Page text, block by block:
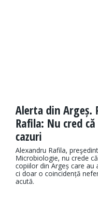
Alerta din Argeș.
Rafila: Nu cred
cazuri
Alexandru Rafila,
Microbiologie, nu crede
copiilor din Argeș care au
ci doar o coincidență
acută.